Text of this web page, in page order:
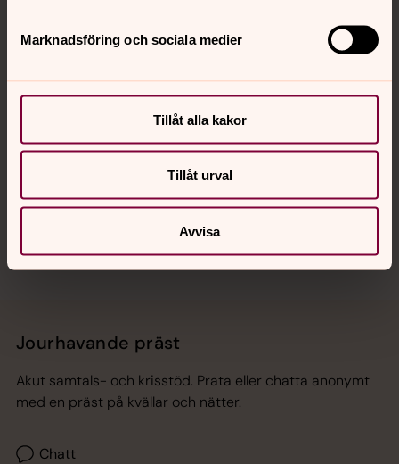
Marknadsföring och sociala medier
Tillåt alla kakor
Tillåt urval
Avvisa
Sociala kanaler
Jourhavande präst
Akut samtals- och krisstöd. Prata eller chatta anonymt
med en präst på kvällar och nätter.
Chatt